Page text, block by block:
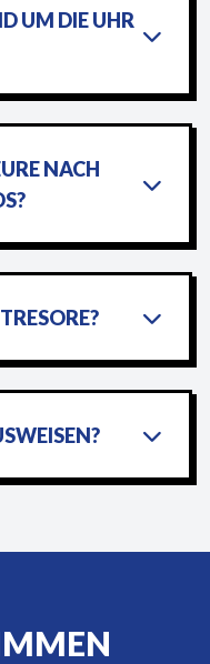
UM DIE UHR
NACH